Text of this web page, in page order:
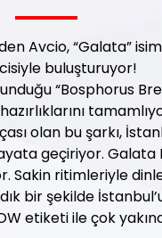
Avcio, “Galata”
buluşturuyor!
“Bosphorus
olan bu şarkı,
geçiriyor. Galata
Sakin ritimleriyle
bir şekilde
etiketi ile çok